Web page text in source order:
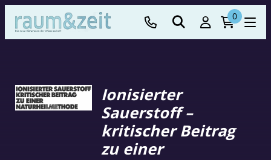
0
Ionisierter
Sauerstoff –
kritischer Beitrag
zu einer